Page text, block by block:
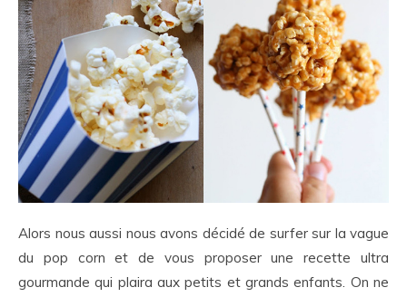
Alors nous aussi nous avons décidé de surfer sur la vague
du pop corn et de vous proposer une recette ultra
gourmande qui plaira aux petits et grands enfants. On ne